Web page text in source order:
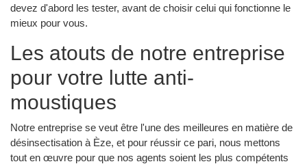
devez d'abord les tester, avant de choisir celui qui fonctionne le
mieux pour vous.
Les atouts de notre entreprise
pour votre lutte anti-
moustiques
Notre entreprise se veut être l'une des meilleures en matière de
désinsectisation à Èze, et pour réussir ce pari, nous mettons
tout en œuvre pour que nos agents soient les plus compétents